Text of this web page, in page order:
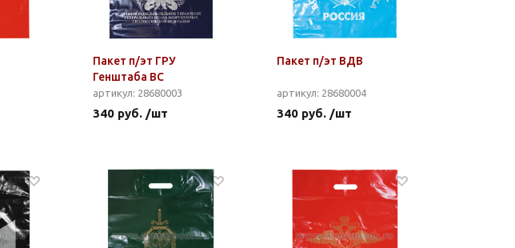
Пакет п/эт ГРУ
Генштаба ВС
артикул: 28680003
340 руб. /шт
Пакет п/эт ВДВ
артикул: 28680004
340 руб. /шт